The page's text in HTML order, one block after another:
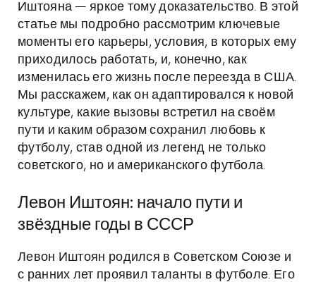
Иштояна — яркое тому доказательство. В этой
статье мы подробно рассмотрим ключевые
моменты его карьеры, условия, в которых ему
приходилось работать, и, конечно, как
изменилась его жизнь после переезда в США.
Мы расскажем, как он адаптировался к новой
культуре, какие вызовы встретил на своём
пути и каким образом сохранил любовь к
футболу, став одной из легенд не только
советского, но и американского футбола.
Левон Иштоян: начало пути и
звёздные годы в СССР
Левон Иштоян родился в Советском Союзе и
с ранних лет проявил таланты в футболе. Его